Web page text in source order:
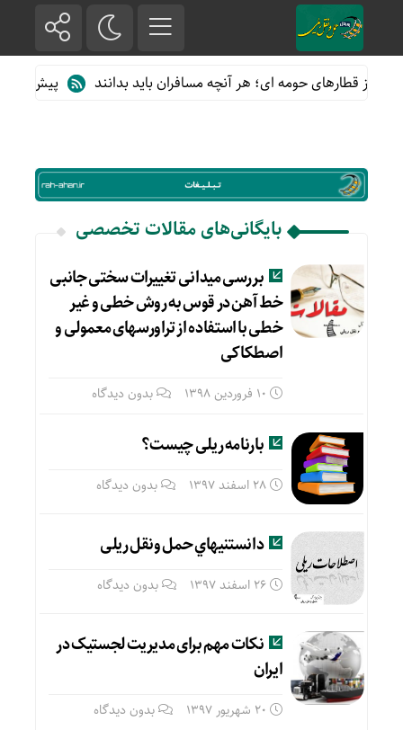
از قطارهای حومه ای؛ هر آنچه مسافران باید بدانند پیش فروش
بایگانی‌های مقالات تخصصی
بررسی میدانی تغییرات سختی جانبی
خط آهن در قوس به روش خطی و غیر
خطی با استفاده از تراورسهای معمولی و
اصطکاکی
10 فروردین 1398 بدون دیدگاه
بارنامه ریلی چیست؟
28 اسفند 1397 بدون دیدگاه
دانستنيهاي حمل ونقل ریلی
26 اسفند 1397 بدون دیدگاه
نکات مهم برای مدیریت لجستیک در
ایران
20 شهریور 1397 بدون دیدگاه